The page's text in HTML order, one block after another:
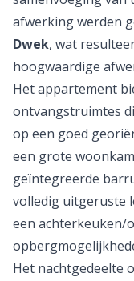
afwerking werden
Dwek, wat
hoogwaardige
Het appartement
ontvangstruimtes
op een goed
een grote
geïntegreerde
volledig uitgeruste
een achterkeuken/
Het nachtgedeelte